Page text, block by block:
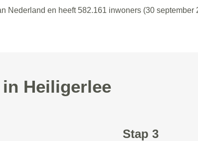
Nederland en heeft 582.161 inwoners (30 september
Heiligerlee
Stap 3